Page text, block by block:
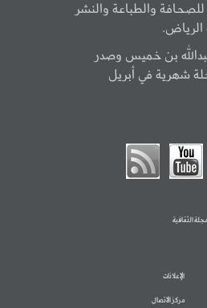
والطباعة والنشر
الرياض.
بن خميس وصدر
شهرية في أبريل
الثقافية
الإعلانات
مركز الاتصال